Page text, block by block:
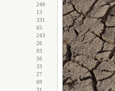
249
13
331
65
243
26
93
56
33
27
69
31